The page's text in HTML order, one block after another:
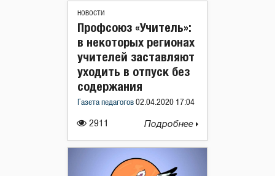
НОВОСТИ
2911
Профсоюз «Учитель»:
в некоторых регионах
учителей заставляют
уходить в отпуск без
содержания
Газета педагогов 02.04.2020 17:04
Подробнее